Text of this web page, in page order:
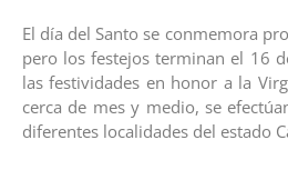
El día del Santo se conmemora
pero los festejos terminan el 16
las festividades en honor a la
cerca de mes y medio, se
diferentes localidades del estado